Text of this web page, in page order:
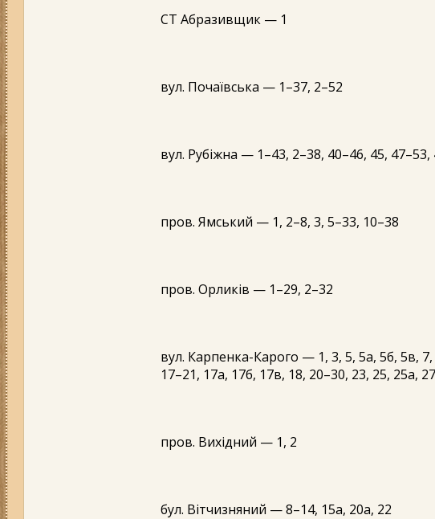
СТ Абразивщик — 1
вул. Почаївська — 1–37, 2–52
вул. Рубіжна — 1–43, 2–38, 40–46, 45, 47–53,
пров. Ямський — 1, 2–8, 3, 5–33, 10–38
пров. Орликів — 1–29, 2–32
вул. Карпенка-Карого — 1, 3, 5, 5а, 5б, 5в, 7,
17–21, 17а, 17б, 17в, 18, 20–30, 23, 25, 25а,
пров. Вихідний — 1, 2
бул. Вітчизняний — 8–14, 15а, 20а, 22